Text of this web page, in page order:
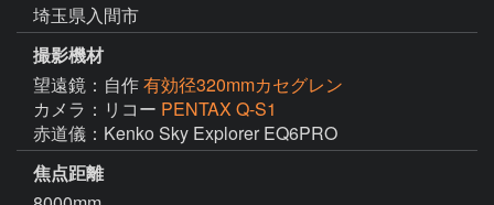
埼玉県入間市
撮影機材
望遠鏡：自作有効径320mmカセグレン
カメラ：リコー PENTAX Q-S1
赤道儀：Kenko Sky Explorer EQ6PRO
焦点距離